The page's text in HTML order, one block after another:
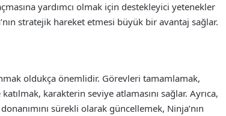
yardımcı olmak için destekleyici yetenekler
stratejik hareket etmesi büyük bir avantaj sağlar.
oldukça önemlidir. Görevleri tamamlamak,
karakterin seviye atlamasını sağlar. Ayrıca,
sürekli olarak güncellemek, Ninja’nın